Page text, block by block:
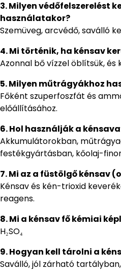
3. Milyen védőfelszerelést
használatakor?
Szemüveg, arcvédő, saválló
4. Mi történik, ha kénsav
Azonnal bő vízzel öblítsük, és
5. Milyen műtrágyákhoz
Főként szuperfoszfát és
előállításához.
6. Hol használják a
Akkumulátorokban,
festékgyártásban, kőolaj-
7. Mi az a füstölgő kénsav
Kénsav és kén-trioxid
reagens.
8. Mi a kénsav fő kémiai
H₂SO₄
9. Hogyan kell tárolni a
Saválló, jól zárható